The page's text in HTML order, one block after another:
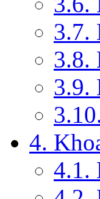
3.7.
3.8.
3.9.
4.
4.1.